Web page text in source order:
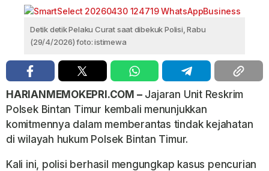
Detik detik Pelaku Curat saat dibekuk Polisi, Rabu
(29/4/2026) foto: istimewa
HARIANMEMOKEPRI.COM –Jajaran Unit Reskrim
Polsek Bintan Timur kembali menunjukkan
komitmennya dalam memberantas tindak kejahatan
di wilayah hukum Polsek Bintan Timur.
Kali ini, polisi berhasil mengungkap kasus pencurian